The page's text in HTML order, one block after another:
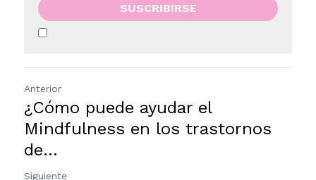
SUSCRIBIRSE
Anterior
¿Cómo puede ayudar el
Mindfulness en los trastornos
de...
Siguiente